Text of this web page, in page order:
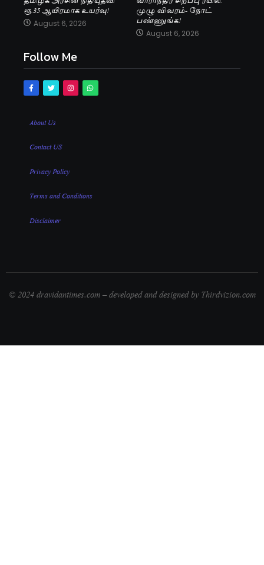
ரூ.35 ஆயிரமாக உயர்வு!
August 6, 2026
முழு விவரம்- நோட்
பண்ணுங்க!
August 6, 2026
Follow Me
About Us
Contact US
Privacy Policy
Terms and Conditions
Disclaimer
© 2024 dravidantimes.com – developed and designed by Thirdvizion.com